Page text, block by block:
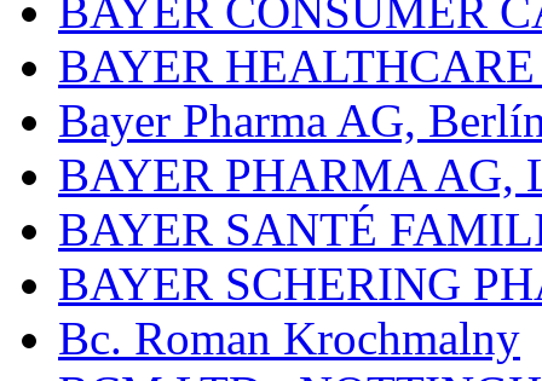
BAYER CONSUMER
BAYER
Bayer Pharma AG,
BAYER PHARMA AG,
BAYER SANTÉ
BAYER SCHERING
Bc. Roman Krochmalny